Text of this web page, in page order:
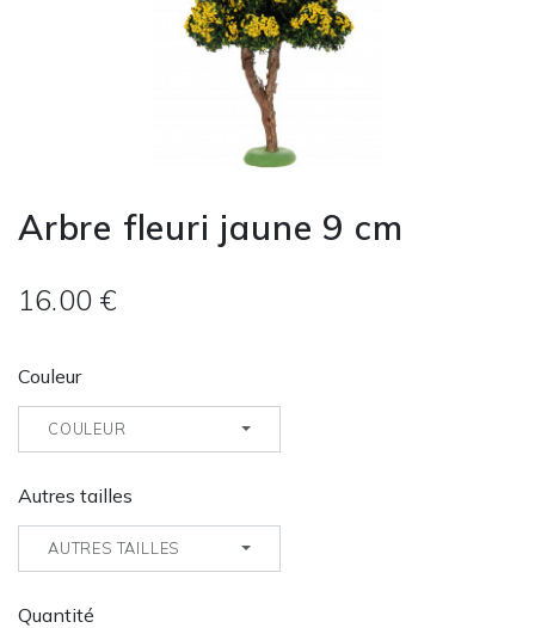
Arbre fleuri jaune 9 cm
16.00 €
Couleur
COULEUR
Autres tailles
AUTRES TAILLES
Quantité